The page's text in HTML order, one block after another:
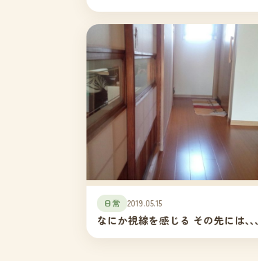
日常 2019.05.15
なにか視線を感じる その先には､､､